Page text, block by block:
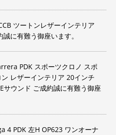
ツートンレザーインテリア
に有難う御座います。
PDK スポーツクロノ スポ
レザーインテリア 20インチ
ウンド ご成約誠に有難う御座
4 PDK 左H OP623 ワンオーナ